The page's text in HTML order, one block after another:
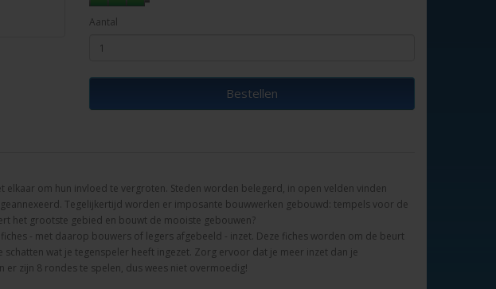
Aantal
Bestellen
om hun invloed te vergroten. Steden worden belegerd, in open velden vinden
Tegelijkertijd worden er imposante bouwwerken gebouwd: tempels voor de
het grootste gebied en bouwt de mooiste gebouwen?
- met daarop bouwers of legers afgebeeld - inzet. Deze fiches worden om de beurt
wat je tegenspeler heeft ingezet. Zorg ervoor dat je meer inzet dan je
zijn 8 rondes te spelen, dus wees niet overmoedig!